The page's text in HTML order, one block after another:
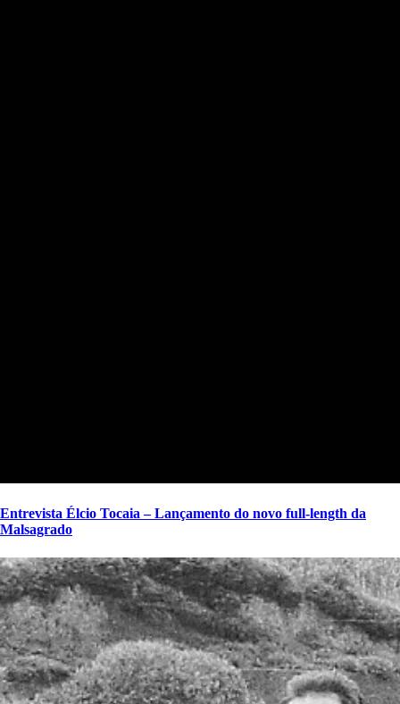
Entrevista Élcio Tocaia – Lançamento do novo full-length da
Malsagrado